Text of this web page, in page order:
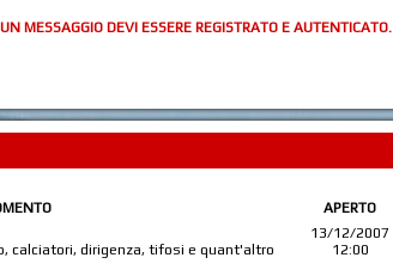
MESSAGGIO DEVI ESSERE REGISTRATO E AUTENTICATO.
APERTO
calciatori, dirigenza, tifosi e quant'altro
13/12/2007
12:00